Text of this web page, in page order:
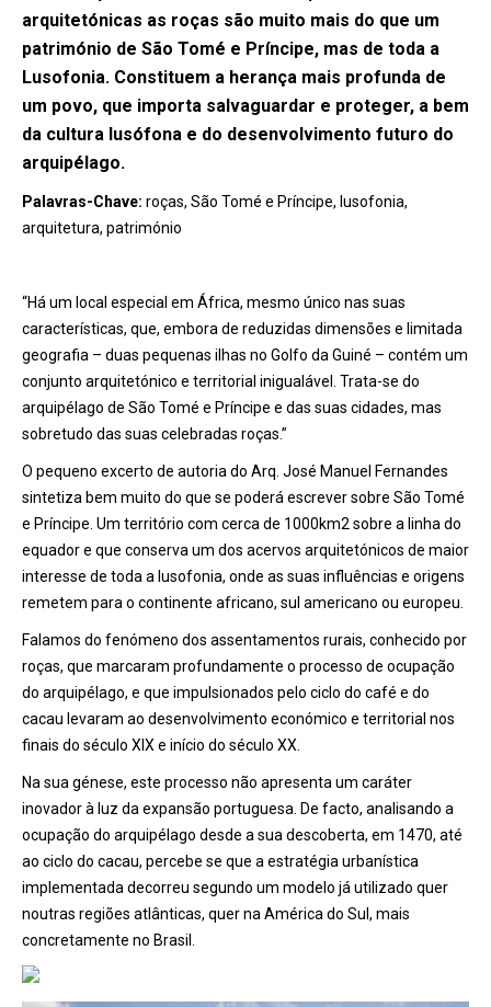
arquitetónicas as roças são muito mais do que um
património de São Tomé e Príncipe, mas de toda a
Lusofonia. Constituem a herança mais profunda de
um povo, que importa salvaguardar e proteger, a bem
da cultura lusófona e do desenvolvimento futuro do
arquipélago.
Palavras-Chave: roças, São Tomé e Príncipe, lusofonia,
arquitetura, património
“Há um local especial em África, mesmo único nas suas
características, que, embora de reduzidas dimensões e limitada
geografia – duas pequenas ilhas no Golfo da Guiné – contém um
conjunto arquitetónico e territorial inigualável. Trata-se do
arquipélago de São Tomé e Príncipe e das suas cidades, mas
sobretudo das suas celebradas roças.”
O pequeno excerto de autoria do Arq. José Manuel Fernandes
sintetiza bem muito do que se poderá escrever sobre São Tomé
e Príncipe. Um território com cerca de 1000km2 sobre a linha do
equador e que conserva um dos acervos arquitetónicos de maior
interesse de toda a lusofonia, onde as suas influências e origens
remetem para o continente africano, sul americano ou europeu.
Falamos do fenómeno dos assentamentos rurais, conhecido por
roças, que marcaram profundamente o processo de ocupação
do arquipélago, e que impulsionados pelo ciclo do café e do
cacau levaram ao desenvolvimento económico e territorial nos
finais do século XIX e início do século XX.
Na sua génese, este processo não apresenta um caráter
inovador à luz da expansão portuguesa. De facto, analisando a
ocupação do arquipélago desde a sua descoberta, em 1470, até
ao ciclo do cacau, percebe se que a estratégia urbanística
implementada decorreu segundo um modelo já utilizado quer
noutras regiões atlânticas, quer na América do Sul, mais
concretamente no Brasil.